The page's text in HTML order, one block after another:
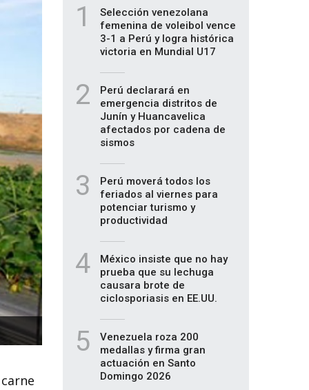
1
Selección venezolana
femenina de voleibol vence
3-1 a Perú y logra histórica
victoria en Mundial U17
2
Perú declarará en
emergencia distritos de
Junín y Huancavelica
afectados por cadena de
sismos
3
Perú moverá todos los
feriados al viernes para
potenciar turismo y
productividad
4
México insiste que no hay
prueba que su lechuga
causara brote de
ciclosporiasis en EE.UU.
5
Venezuela roza 200
medallas y firma gran
actuación en Santo
Domingo 2026